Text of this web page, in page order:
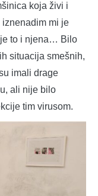
koja živi i
iznenadim mi je
to i njena… Bilo
situacija smešnih,
imali drage
ali nije bilo
tim virusom.